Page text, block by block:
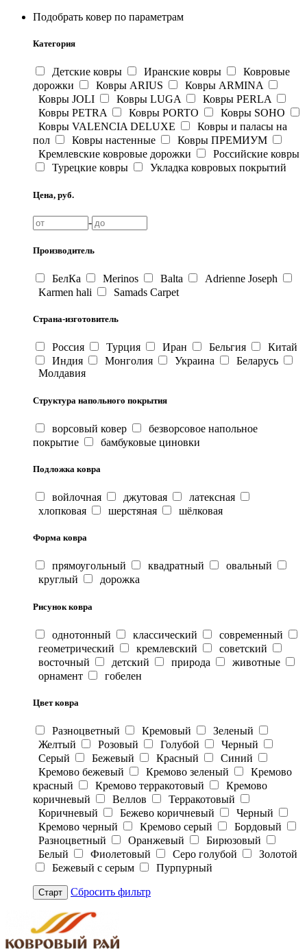
Подобрать ковер по параметрам
Категория
Детские ковры Иранские ковры
Ковровые
дорожки
Ковры ARIUS
Ковры ARMINA
Ковры JOLI
Ковры LUGA
Ковры PERLA
Ковры PETRA
Ковры PORTO
Ковры SOHO
Ковры VALENCIA DELUXE
Ковры и паласы на
пол
Ковры настенные
Ковры ПРЕМИУМ
Кремлевские ковровые дорожки
Российские ковры
Турецкие ковры
Укладка ковровых покрытий
Цена, руб.
-
Производитель
БелКа Merinos Balta
Adrienne Joseph
Karmen hali
Samads Carpet
Страна-изготовитель
Россия Турция Иран Бельгия
Китай
Индия
Монголия Украина
Беларусь
Молдавия
Структура напольного покрытия
ворсовый ковер
безворсовое напольное
покрытие
бамбуковые циновки
Подложка ковра
войлочная джутовая
латексная
хлопковая
шерстяная шёлковая
Форма ковра
прямоугольный квадратный
овальный
круглый
дорожка
Рисунок ковра
однотонный классический
современный
геометрический
кремлевский
советский
восточный
детский природа
животные
орнамент
гобелен
Цвет ковра
Разноцветный Кремовый
Зеленый
Желтый
Розовый Голубой
Черный
Серый
Бежевый Красный
Синий
Кремово бежевый
Кремово зеленый
Кремово
красный
Кремово терракотовый
Кремово
коричневый
Веллов
Терракотовый
Коричневый
Бежево коричневый
Черный
Кремово черный
Кремово серый
Бордовый
Разноцветный
Оранжевый
Бирюзовый
Белый
Фиолетовый Серо голубой
Золотой
Бежевый с серым
Пурпурный
Старт Сбросить фильтр